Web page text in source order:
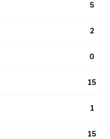
5
2
0
15
1
15